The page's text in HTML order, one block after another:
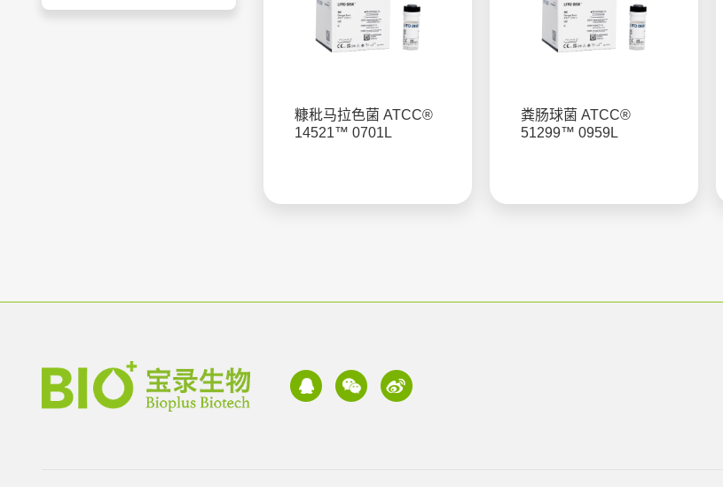
糠秕马拉色菌 ATCC®
14521™ 0701L
粪肠球菌 ATCC®
51299™ 0959L